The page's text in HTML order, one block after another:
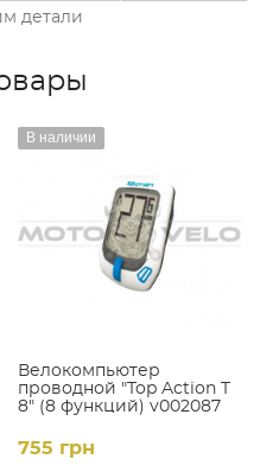
детали
Велокомпьютер
проводной "Top Action T
8" (8 функций) v002087
В наличии
755 грн